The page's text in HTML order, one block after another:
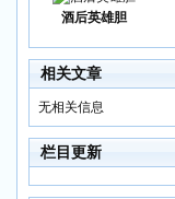
酒后英雄胆
相关文章
无相关信息
栏目更新